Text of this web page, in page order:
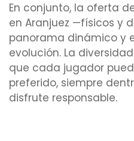
En conjunto, la oferta
en Aranjuez —físicos y
panorama dinámico y
evolución. La
que cada jugador
preferido, siempre
disfrute responsable.